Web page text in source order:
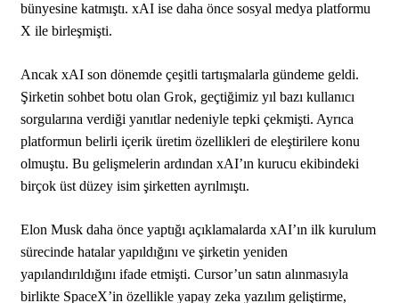
bünyesine katmıştı. xAI ise daha önce sosyal medya platformu
X ile birleşmişti.
Ancak xAI son dönemde çeşitli tartışmalarla gündeme geldi.
Şirketin sohbet botu olan Grok, geçtiğimiz yıl bazı kullanıcı
sorgularına verdiği yanıtlar nedeniyle tepki çekmişti. Ayrıca
platformun belirli içerik üretim özellikleri de eleştirilere konu
olmuştu. Bu gelişmelerin ardından xAI’ın kurucu ekibindeki
birçok üst düzey isim şirketten ayrılmıştı.
Elon Musk daha önce yaptığı açıklamalarda xAI’ın ilk kurulum
sürecinde hatalar yapıldığını ve şirketin yeniden
yapılandırıldığını ifade etmişti. Cursor’un satın alınmasıyla
birlikte SpaceX’in özellikle yapay zeka yazılım geliştirme,